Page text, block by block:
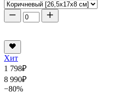
Хит
1 798₽
8 990₽
−80%